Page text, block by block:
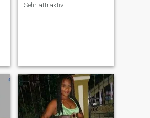
Sehr attraktiv.